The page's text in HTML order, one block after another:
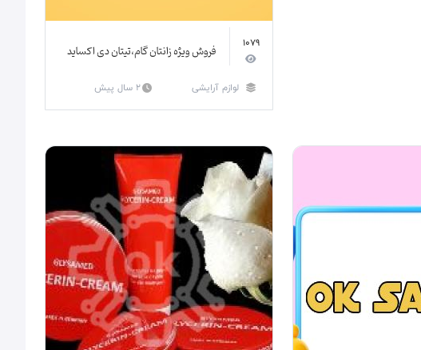
1079 فروش ویژه زانتان گام،تیتان دی اکساید
لوازم آرایشی 2 سال پیش